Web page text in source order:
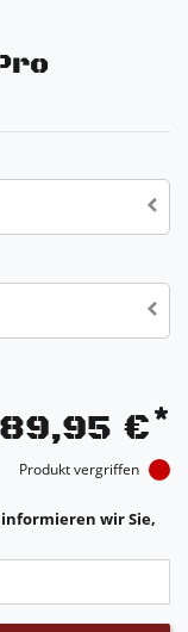
€*
Produkt vergriffen
wir Sie,